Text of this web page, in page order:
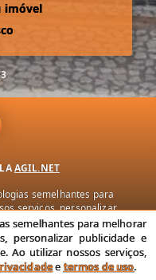
imóvel
AGIL.NET
semelhantes para
serviços, personalizar
seu interesse. Ao utilizar
política de privacidade e
de uso
semelhantes para melhorar
personalizar publicidade e
Ao utilizar nossos serviços,
etermos de uso.